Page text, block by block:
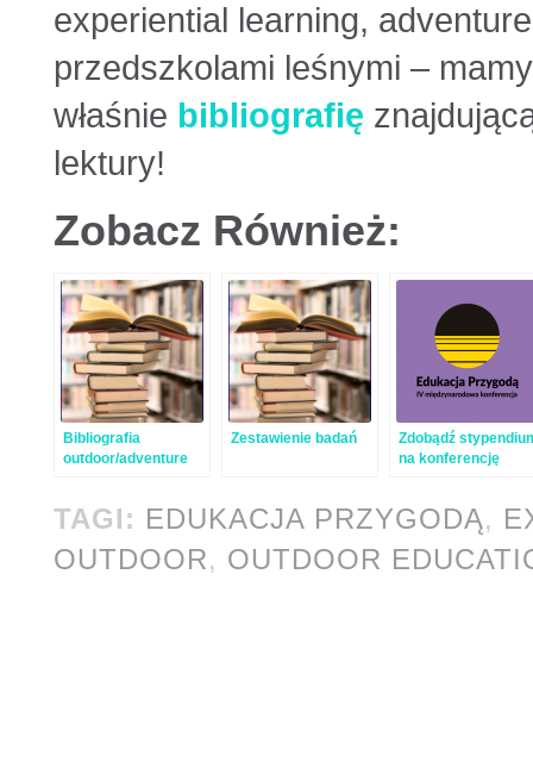
experiential learning,
przedszkolami leśnymi –
właśnie bibliografię
lektury!
Zobacz Również:
Bibliografia
outdoor/adventure
Zestawienie badań
Zdobądź
na konferencję
TAGI: EDUKACJA PRZYGODĄ,
OUTDOOR, OUTDOOR